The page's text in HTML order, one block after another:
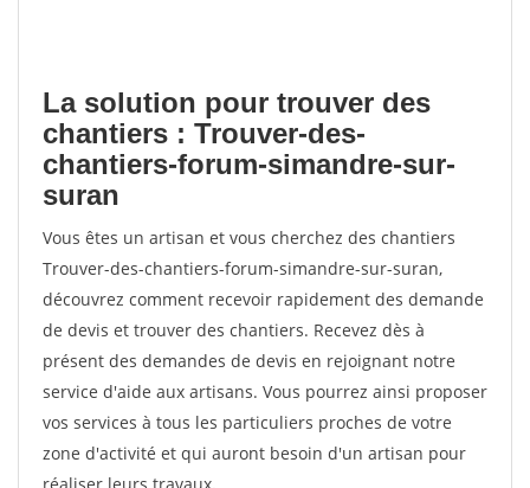
La solution pour trouver des
chantiers : Trouver-des-
chantiers-forum-simandre-sur-
suran
Vous êtes un artisan et vous cherchez des chantiers
Trouver-des-chantiers-forum-simandre-sur-suran,
découvrez comment recevoir rapidement des demande
de devis et trouver des chantiers. Recevez dès à
présent des demandes de devis en rejoignant notre
service d'aide aux artisans. Vous pourrez ainsi proposer
vos services à tous les particuliers proches de votre
zone d'activité et qui auront besoin d'un artisan pour